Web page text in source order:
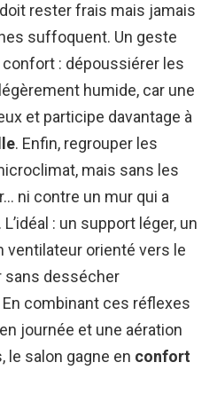
rester frais mais jamais
suffoquent. Un geste
: dépoussiérer les
humide, car une
et participe davantage à
. Enfin, regrouper les
mais sans les
ni contre un mur qui a
: un support léger, un
ventilateur orienté vers le
sans dessécher
combinant ces réflexes
journée et une aération
le salon gagne en confort